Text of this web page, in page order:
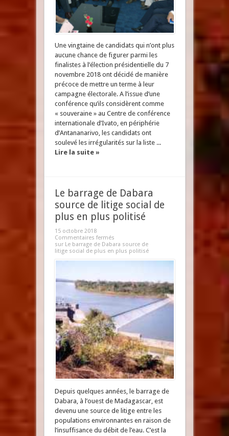
Une vingtaine de candidats qui n’ont plus
aucune chance de figurer parmi les
finalistes à l’élection présidentielle du 7
novembre 2018 ont décidé de manière
précoce de mettre un terme à leur
campagne électorale. A l’issue d’une
conférence qu’ils considèrent comme
« souveraine » au Centre de conférence
internationale d’Ivato, en périphérie
d’Antananarivo, les candidats ont
soulevé les irrégularités sur la liste ...
Lire la suite »
Le barrage de Dabara
source de litige social de
plus en plus politisé
15 octobre 2018
Commentaires fermés
sur Le barrage de Dabara source de
litige social de plus en plus politisé
Depuis quelques années, le barrage de
Dabara, à l’ouest de Madagascar, est
devenu une source de litige entre les
populations environnantes en raison de
l’insuffisance du débit de l’eau. C’est la